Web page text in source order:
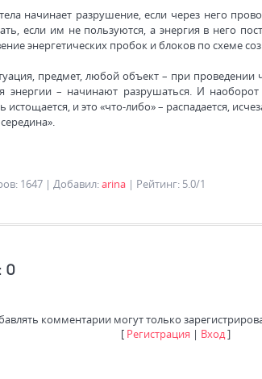
начинает разрушение, если через него
если им не пользуются, а энергия в него
энергетических пробок и блоков по схеме
предмет, любой объект – при
энергии – начинают разрушаться. И
и это «что-либо» – распадается,
: 1647 | Добавил:arina | Рейтинг: 5.0/1
: 0
комментарии могут только
[ Регистрация | Вход]